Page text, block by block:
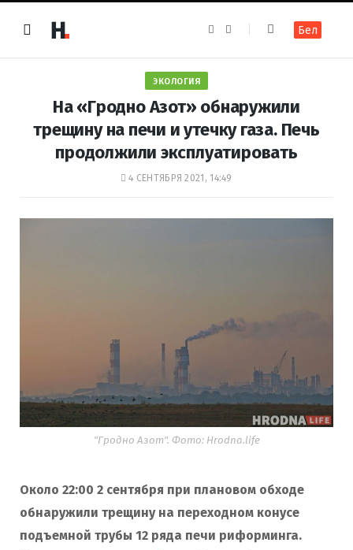
e
k
t
a
m
Бел
ЭКОЛОГИЯ
На «Гродно Азот» обнаружили
трещину на печи и утечку газа. Печь
продолжили эксплуатировать
4 СЕНТЯБРЯ 2021, 14:49
"Гродно Азот". Фото: Hrodna.life
Около 22:00 2 сентября при плановом обходе
обнаружили трещину на переходном конусе
подъемной трубы 12 ряда печи риформинга.